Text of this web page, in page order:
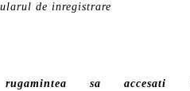
de inregistrare
sa accesati